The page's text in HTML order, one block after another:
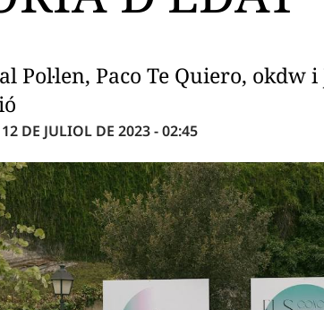
Pol·len, Paco Te Quiero,
12 DE JULIOL DE 2023 - 02:45